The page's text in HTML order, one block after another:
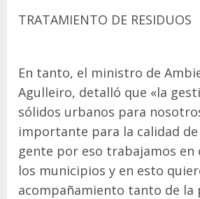
TRATAMIENTO DE RESIDUOS
En tanto, el ministro de
Agulleiro, detalló que «la
sólidos urbanos para
importante para la calidad
gente por eso trabajamos en
los municipios y en esto
acompañamiento tanto de